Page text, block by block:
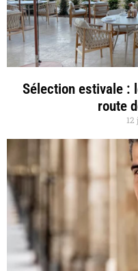
Sélection estivale :
route